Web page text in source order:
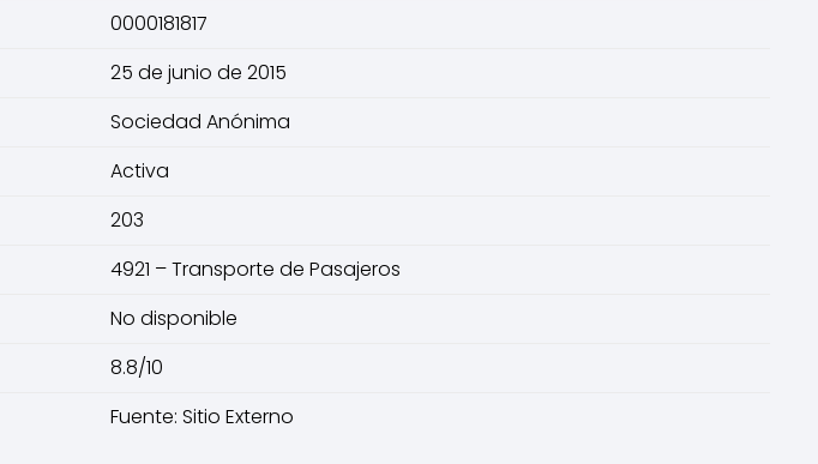
0000181817
25 de junio de 2015
Sociedad Anónima
Activa
203
4921 – Transporte de Pasajeros
No disponible
8.8/10
Fuente: Sitio Externo